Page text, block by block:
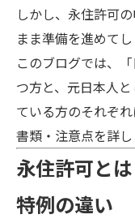
しかし、永住許可
まま準備を進めて
このブログでは、
つ方と、元日本人
ている方のそれぞ
書類・注意点を詳し
永住許可と
特例の違い